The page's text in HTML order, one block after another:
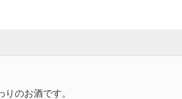
のお酒です。